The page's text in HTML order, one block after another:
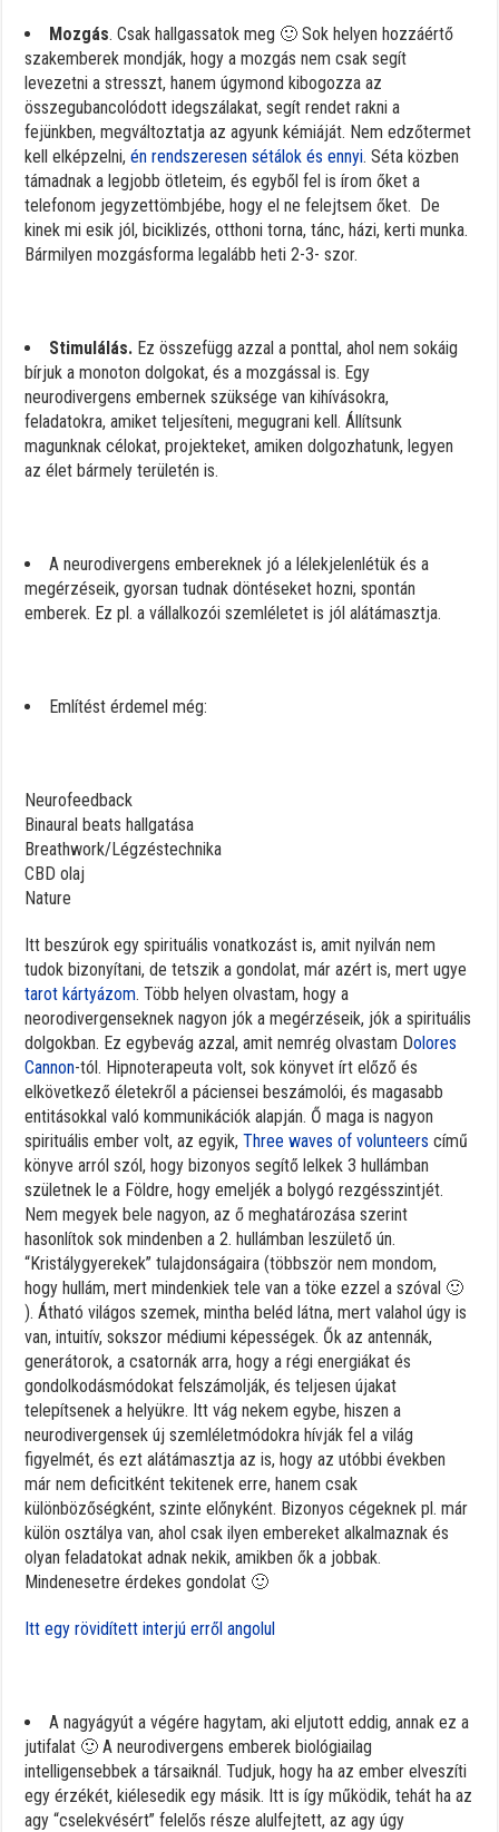
Mozgás. Csak hallgassatok meg 🙂 Sok helyen hozzáértő
szakemberek mondják, hogy a mozgás nem csak segít
levezetni a stresszt, hanem úgymond kibogozza az
összegubancolódott idegszálakat, segít rendet rakni a
fejünkben, megváltoztatja az agyunk kémiáját. Nem edzőtermet
kell elképzelni,én rendszeresen sétálok és ennyi. Séta közben
támadnak a legjobb ötleteim, és egyből fel is írom őket a
telefonom jegyzettömbjébe, hogy el ne felejtsem őket. De
kinek mi esik jól, biciklizés, otthoni torna, tánc, házi, kerti munka.
Bármilyen mozgásforma legalább heti 2-3- szor.
Stimulálás. Ez összefügg azzal a ponttal, ahol nem sokáig
bírjuk a monoton dolgokat, és a mozgással is. Egy
neurodivergens embernek szüksége van kihívásokra,
feladatokra, amiket teljesíteni, megugrani kell. Állítsunk
magunknak célokat, projekteket, amiken dolgozhatunk, legyen
az élet bármely területén is.
A neurodivergens embereknek jó a lélekjelenlétük és a
megérzéseik, gyorsan tudnak döntéseket hozni, spontán
emberek. Ez pl. a vállalkozói szemléletet is jól alátámasztja.
Említést érdemel még:
Neurofeedback
Binaural beats hallgatása
Breathwork/Légzéstechnika
CBD olaj
Nature
Itt beszúrok egy spirituális vonatkozást is, amit nyilván nem
tudok bizonyítani, de tetszik a gondolat, már azért is, mert ugye
tarot kártyázom. Több helyen olvastam, hogy a
neorodivergenseknek nagyon jók a megérzéseik, jók a spirituális
dolgokban. Ez egybevág azzal, amit nemrég olvastam Dolores
Cannon-tól. Hipnoterapeuta volt, sok könyvet írt előző és
elkövetkező életekről a páciensei beszámolói, és magasabb
entitásokkal való kommunikációk alapján. Ő maga is nagyon
spirituális ember volt, az egyik,Three waves of volunteers című
könyve arról szól, hogy bizonyos segítő lelkek 3 hullámban
születnek le a Földre, hogy emeljék a bolygó rezgésszintjét.
Nem megyek bele nagyon, az ő meghatározása szerint
hasonlítok sok mindenben a 2. hullámban leszülető ún.
“Kristálygyerekek” tulajdonságaira (többször nem mondom,
hogy hullám, mert mindenkiek tele van a töke ezzel a szóval 🙂
). Átható világos szemek, mintha beléd látna, mert valahol úgy is
van, intuitív, sokszor médiumi képességek. Ők az antennák,
generátorok, a csatornák arra, hogy a régi energiákat és
gondolkodásmódokat felszámolják, és teljesen újakat
telepítsenek a helyükre. Itt vág nekem egybe, hiszen a
neurodivergensek új szemléletmódokra hívják fel a világ
figyelmét, és ezt alátámasztja az is, hogy az utóbbi években
már nem deficitként tekitenek erre, hanem csak
különbözőségként, szinte előnyként. Bizonyos cégeknek pl. már
külön osztálya van, ahol csak ilyen embereket alkalmaznak és
olyan feladatokat adnak nekik, amikben ők a jobbak.
Mindenesetre érdekes gondolat 🙂
Itt egy rövidített interjú erről angolul
A nagyágyút a végére hagytam, aki eljutott eddig, annak ez a
jutifalat 🙂 A neurodivergens emberek biológiailag
intelligensebbek a társaiknál. Tudjuk, hogy ha az ember elveszíti
egy érzékét, kiélesedik egy másik. Itt is így működik, tehát ha az
agy “cselekvésért” felelős része alulfejtett, az agy úgy